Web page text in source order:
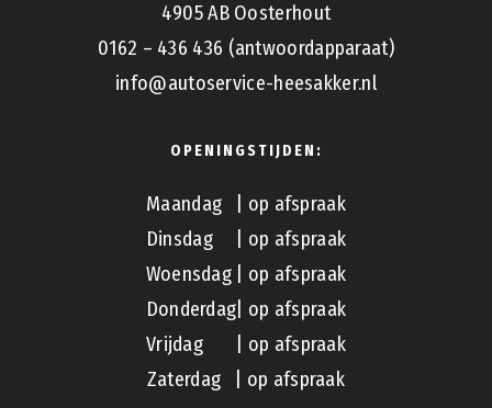
4905 AB Oosterhout
0162 – 436 436 (antwoordapparaat)
info@autoservice-heesakker.nl
OPENINGSTIJDEN:
Maandag | op afspraak
Dinsdag | op afspraak
Woensdag | op afspraak
Donderdag| op afspraak
Vrijdag | op afspraak
Zaterdag | op afspraak